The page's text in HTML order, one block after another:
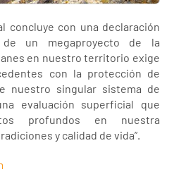
concluye con una declaración
un megaproyecto de la
en nuestro territorio exige
con la protección de
nuestro singular sistema de
evaluación superficial que
profundos en nuestra
y calidad de vida”.